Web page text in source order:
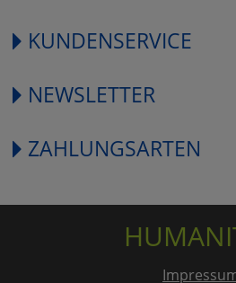
KUNDENSERVICE
NEWSLETTER
ZAHLUNGSARTEN